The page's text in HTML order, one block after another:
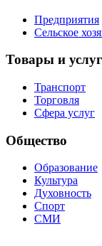
Предприятия
Сельское
Товары и
Транспорт
Торговля
Сфера услуг
Общество
Образование
Культура
Духовность
Спорт
СМИ